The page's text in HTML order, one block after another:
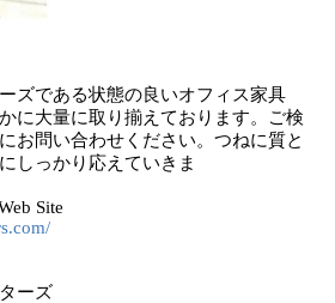
ズである状態の良いオフィス家具
に⼤量に取り揃えております。ご検
お問い合わせください。つねに質と
しっかり応えていきま
Site
ーズ